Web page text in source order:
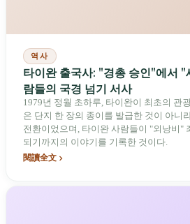
역사
타이완 출국사: "경총 승인"에서
람들의 국경 넘기 서사
1979년 정월 초하루, 타이완이 최초의 관
은 단지 한 장의 종이를 발급한 것이 아니
전환이었으며, 타이완 사람들이 "외낭비"
되기까지의 이야기를 기록한 것이다.
閱讀全文